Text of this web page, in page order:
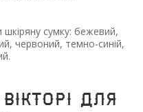
сумку: бежевий,
червоний, темно-синій,
для